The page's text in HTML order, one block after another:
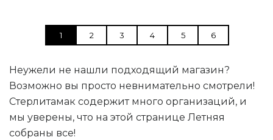
1 2 3 4 5 6
Неужели не нашли подходящий магазин?
Возможно вы просто невнимательно смотрели!
Стерлитамак содержит много организаций, и
мы уверены, что на этой странице Летняя
собраны все!